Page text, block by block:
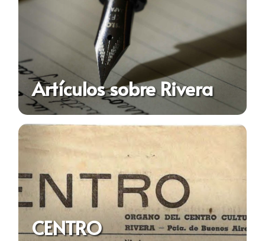
Artículos sobre Rivera
CENTRO